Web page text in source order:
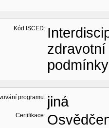
Kód ISCED:
programu: jiná
Certifikace: